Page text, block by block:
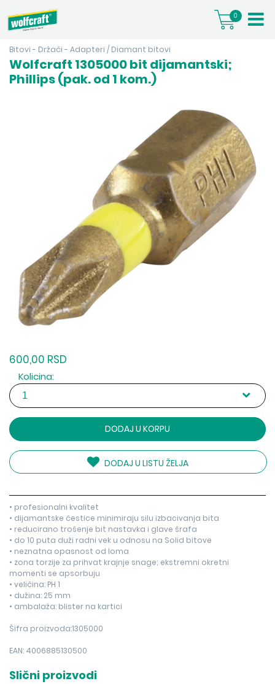
0
Bitovi - Držači - Adapteri / Diamant bitovi
Wolfcraft 1305000 bit dijamantski;
Phillips (pak. od 1 kom.)
600,00 RSD
Kolicina:
DODAJ U KORPU
DODAJ U LISTU ŽELJA
• profesionalni kvalitet
• dijamantske čestice minimiraju silu izbacivanja bita
• reducirano trošenje bit nastavka i glave šrafa
• do 10 puta duži radni vek u odnosu na Solid bitove
• neznatna opasnost od loma
• zona torzije za prihvat krajnje snage; ekstremni okretni
momenti se apsorbuju
• veličina: PH 1
• dužina: 25 mm
• ambalaža: blister na kartici
Šifra proizvoda:1305000
EAN: 4006885130500
Slični proizvodi